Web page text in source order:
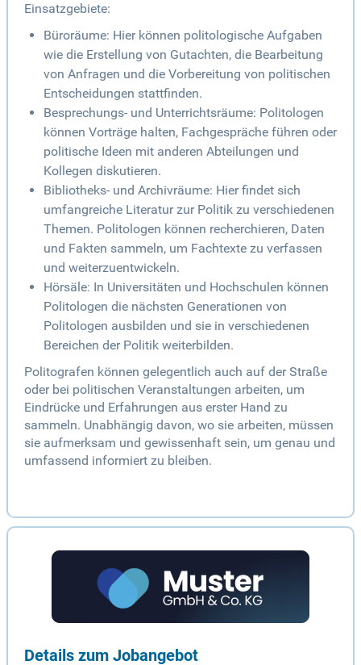
Einsatzgebiete:
Büroräume: Hier können politologische Aufgaben
wie die Erstellung von Gutachten, die Bearbeitung
von Anfragen und die Vorbereitung von politischen
Entscheidungen stattfinden.
Besprechungs- und Unterrichtsräume: Politologen
können Vorträge halten, Fachgespräche führen oder
politische Ideen mit anderen Abteilungen und
Kollegen diskutieren.
Bibliotheks- und Archivräume: Hier findet sich
umfangreiche Literatur zur Politik zu verschiedenen
Themen. Politologen können recherchieren, Daten
und Fakten sammeln, um Fachtexte zu verfassen
und weiterzuentwickeln.
Hörsäle: In Universitäten und Hochschulen können
Politologen die nächsten Generationen von
Politologen ausbilden und sie in verschiedenen
Bereichen der Politik weiterbilden.
Politografen können gelegentlich auch auf der Straße
oder bei politischen Veranstaltungen arbeiten, um
Eindrücke und Erfahrungen aus erster Hand zu
sammeln. Unabhängig davon, wo sie arbeiten, müssen
sie aufmerksam und gewissenhaft sein, um genau und
umfassend informiert zu bleiben.
Details zum Jobangebot